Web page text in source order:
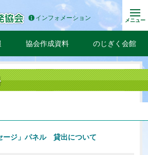
インフォメーション メニュー
協会作成資料 のじぎく会館
ージ」パネル 貸出について